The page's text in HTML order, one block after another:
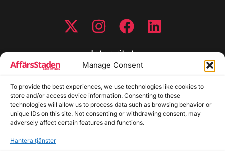
Manage Consent
To provide the best experiences, we use technologies like cookies to
store and/or access device information. Consenting to these
technologies will allow us to process data such as browsing behavior or
unique IDs on this site. Not consenting or withdrawing consent, may
adversely affect certain features and functions.
Hantera tjänster
Integritet
Cookiepolicy
Disclaimer
Redaktionell policy
Utgivarinformation